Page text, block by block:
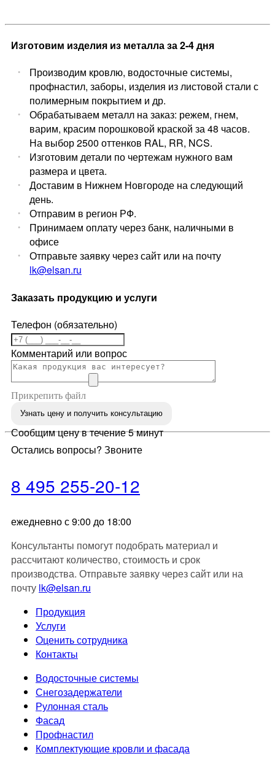
Изготовим изделия из металла за 2-4 дня
Производим кровлю, водосточные системы,
профнастил, заборы, изделия из листовой стали с
полимерным покрытием и др.
Обрабатываем металл на заказ: режем, гнем,
варим, красим порошковой краской за 48 часов.
На выбор 2500 оттенков RAL, RR, NCS.
Изготовим детали по чертежам нужного вам
размера и цвета.
Доставим в Нижнем Новгороде на следующий
день.
Отправим в регион РФ.
Принимаем оплату через банк, наличными в
офисе
Отправьте заявку через сайт или на почту
lk@elsan.ru
Заказать продукцию и услуги
Телефон (обязательно)
Комментарий или вопрос
Прикрепить файл
Узнать цену и получить консультацию
Сообщим цену в течение 5 минут
Остались вопросы? Звоните
8 495 255-20-12
ежедневно с 9:00 до 18:00
Консультанты помогут подобрать материал и
рассчитают количество, стоимость и срок
производства. Отправьте заявку через сайт или на
почту lk@elsan.ru
Продукция
Услуги
Оценить сотрудника
Контакты
Водосточные системы
Снегозадержатели
Рулонная сталь
Фасад
Профнастил
Комплектующие кровли и фасада